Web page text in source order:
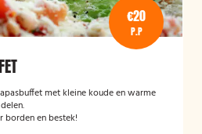
€20
P.P
met kleine koude en warme
borden en bestek!